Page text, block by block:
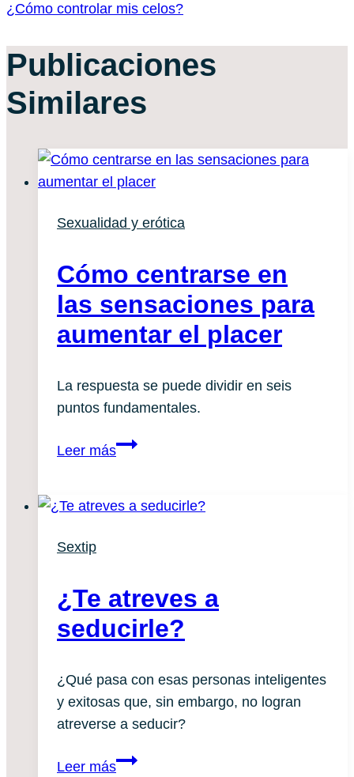
entradas
¿Cómo controlar mis celos?
Publicaciones
Similares
Sexualidad y erótica
Cómo centrarse en
las sensaciones para
aumentar el placer
La respuesta se puede dividir en seis
puntos fundamentales.
Leer másCómo
las
el
placer
Sextip
¿Te atreves a
seducirle?
¿Qué pasa con esas personas inteligentes
y exitosas que, sin embargo, no logran
atreverse a seducir?
Leer más¿Te